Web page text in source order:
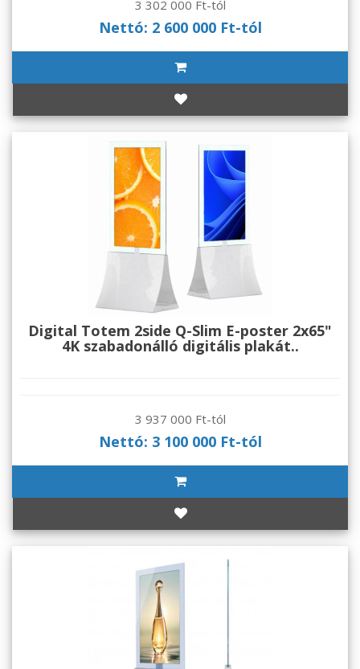
3 302 000 Ft-tól
Nettó: 2 600 000 Ft-tól
Digital Totem 2side Q-Slim E-poster 2x65"
4K szabadonálló digitális plakát..
3 937 000 Ft-tól
Nettó: 3 100 000 Ft-tól